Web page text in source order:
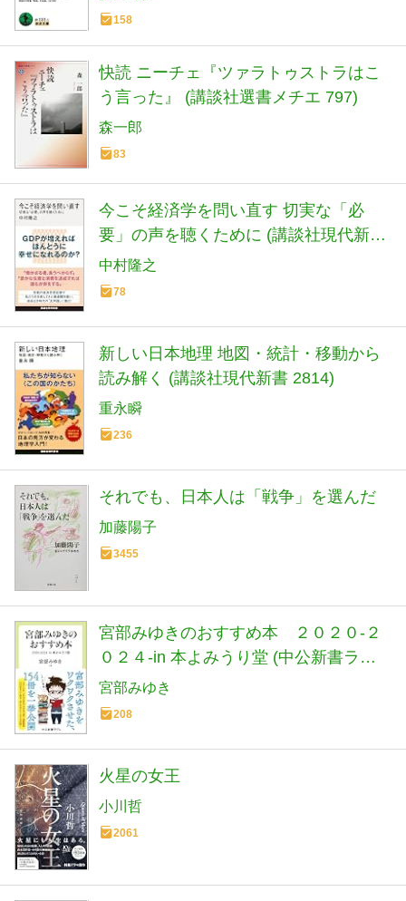
158
快読 ニーチェ『ツァラトゥストラはこ
う言った』 (講談社選書メチエ 797)
森一郎
83
今こそ経済学を問い直す 切実な「必
要」の声を聴くために (講談社現代新書
2801)
中村隆之
78
新しい日本地理 地図・統計・移動から
読み解く (講談社現代新書 2814)
重永瞬
236
それでも、日本人は「戦争」を選んだ
加藤陽子
3455
宮部みゆきのおすすめ本 ２０２０-２
０２４-in 本よみうり堂 (中公新書ラク
レ 851)
宮部みゆき
208
火星の女王
小川哲
2061